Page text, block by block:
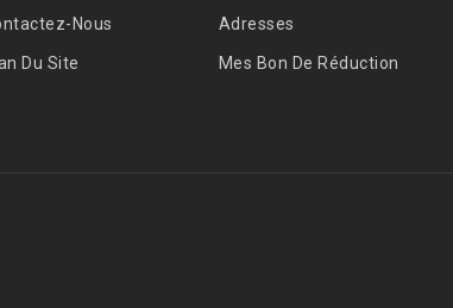
Nous
Du Site
Adresses
Mes Bon De Réduction